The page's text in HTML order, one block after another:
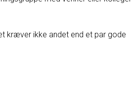
kræver ikke andet end et par gode